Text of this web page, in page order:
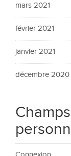
mars 2021
février 2021
janvier 2021
décembre 2020